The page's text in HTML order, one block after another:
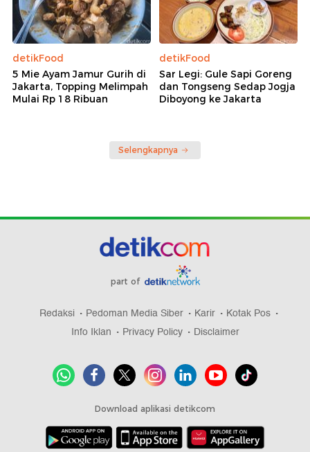
detikFood
5 Mie Ayam Jamur Gurih di
Jakarta, Topping Melimpah
Mulai Rp 18 Ribuan
detikFood
Sar Legi: Gule Sapi Goreng
dan Tongseng Sedap Jogja
Diboyong ke Jakarta
Selengkapnya
part of
Redaksi Pedoman Media Siber Karir
Kotak Pos
Info Iklan
Privacy Policy Disclaimer
Download aplikasi detikcom